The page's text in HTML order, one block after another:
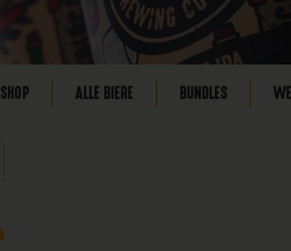
SHOP ALLE BIERE BUNDLES